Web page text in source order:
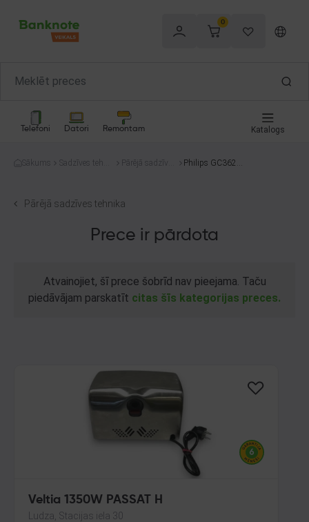
0
Telefoni Datori Remontam Katalogs
Sākums
Sadzīves tehni
Pārējā sadzīves
Philips GC362/8
Pārējā sadzīves tehnika
Prece ir pārdota
Atvainojiet, šī prece šobrīd nav pieejama. Taču
piedāvājam parskatīt citas šīs kategorijas preces.
Veltia 1350W PASSAT H
Ludza, Stacijas iela 30